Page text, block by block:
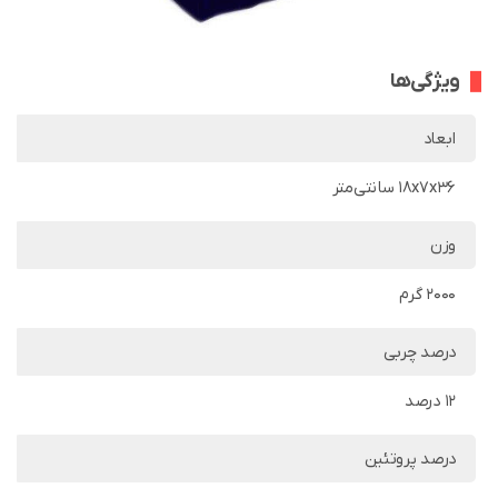
ویژگی‌ها
ابعاد
18x7x36 سانتی‌متر
وزن
2000 گرم
درصد چربی
12 درصد
درصد پروتئین